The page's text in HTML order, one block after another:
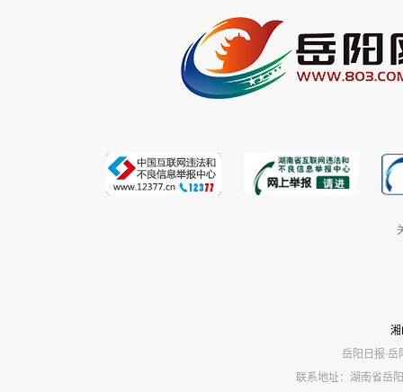
岳阳日报·岳
联系地址：湖南省岳